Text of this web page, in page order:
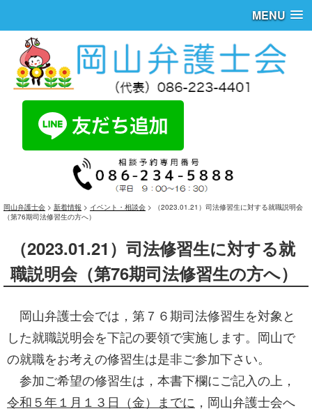
MENU
岡山弁護士会 > 新着情報 > イベント・相談会 >
（2023.01.21）司法修習生に対する就職説明会
（第76期司法修習生の方へ）
（2023.01.21）司法修習生に対する就
職説明会（第76期司法修習生の方へ）
岡山弁護士会では，第７６期司法修習生を対象と
した就職説明会を下記の要領で実施します。岡山で
の就職をお考えの修習生は是非ご参加下さい。
参加ご希望の修習生は，本書下欄にご記入の上，
令和５年１月１３日（金）までに ，岡山弁護士会へ